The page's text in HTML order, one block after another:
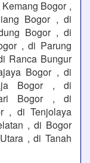
Bogor ,
Bogor , di
Bogor , di
, di Parung
Ranca Bungur
Bogor , di
Bogor , di
Bogor , di
, di Tenjolaya
, di Bogor
, di Tanah